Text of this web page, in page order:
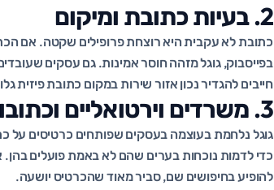
2. בעיות כתובת ומיקום
כתובת לא עקבית היא רוצחת פרופילים שקטה. אם
בפייסבוק, גוגל מזהה חוסר אמינות. גם עסקים
חייבים להגדיר נכון אזור שירות במקום כתובת פיזית
3. משרדים וירטואליים וכתובות מזויפות
גוגל נלחמת בעוצמה בעסקים שפותחים כרטיסים על
כדי לדמות נוכחות בערים שהם לא באמת פועלים
להופיע בחיפושים שם, סביר מאוד שהכרטיס יושעה.